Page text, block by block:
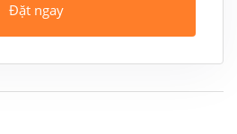
Đặt ngay